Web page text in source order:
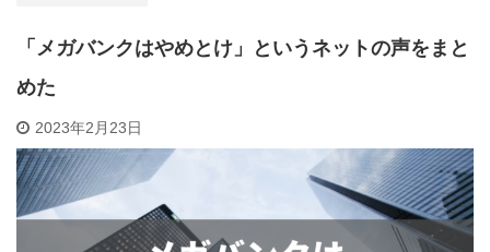
「メガバンクはやめとけ」というネットの声をまと
めた
2023年2月23日